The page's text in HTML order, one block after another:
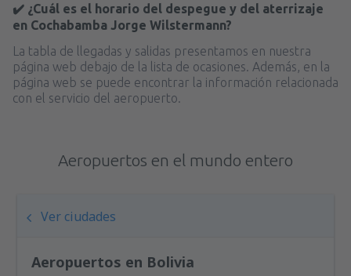
✔️ ¿Cuál es el horario del despegue y del aterrizaje
en Cochabamba Jorge Wilstermann?
La tabla de llegadas y salidas presentamos en nuestra
página web debajo de la lista de ocasiones. Además, en la
página web se puede encontrar la información relacionada
con el servicio del aeropuerto.
Aeropuertos en el mundo entero
Ver ciudades
Aeropuertos en Bolivia